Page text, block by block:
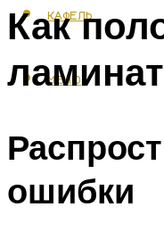
КАФЕЛЬ
МЕНЮ
Как
ошибки